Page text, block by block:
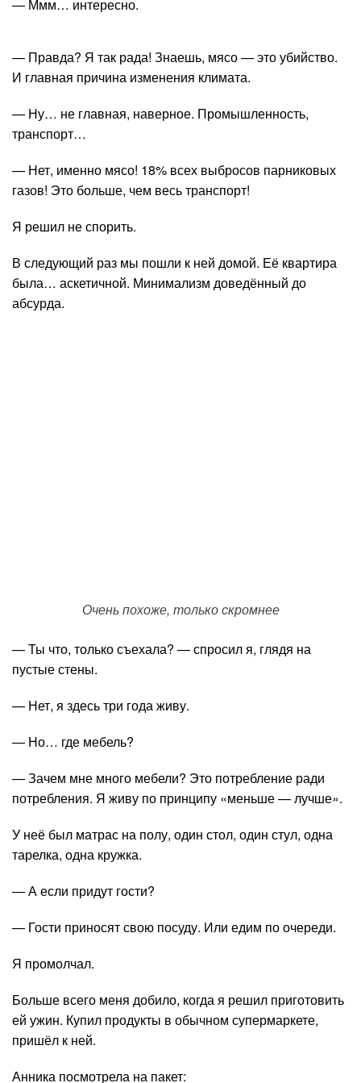
— Ммм… интересно.
— Правда? Я так рада! Знаешь, мясо — это убийство.
И главная причина изменения климата.
— Ну… не главная, наверное. Промышленность,
транспорт…
— Нет, именно мясо! 18% всех выбросов парниковых
газов! Это больше, чем весь транспорт!
Я решил не спорить.
В следующий раз мы пошли к ней домой. Её квартира
была… аскетичной. Минимализм доведённый до
абсурда.
Очень похоже, только скромнее
— Ты что, только съехала? — спросил я, глядя на
пустые стены.
— Нет, я здесь три года живу.
— Но… где мебель?
— Зачем мне много мебели? Это потребление ради
потребления. Я живу по принципу «меньше — лучше».
У неё был матрас на полу, один стол, один стул, одна
тарелка, одна кружка.
— А если придут гости?
— Гости приносят свою посуду. Или едим по очереди.
Я промолчал.
Больше всего меня добило, когда я решил приготовить
ей ужин. Купил продукты в обычном супермаркете,
пришёл к ней.
Анника посмотрела на пакет: